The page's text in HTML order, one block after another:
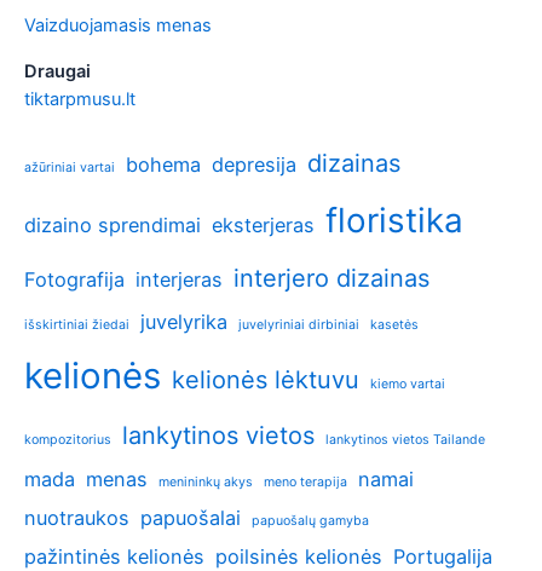
Vaizduojamasis menas
Draugai
tiktarpmusu.lt
ažūriniai vartai bohema depresija dizainas
dizaino sprendimai eksterjeras floristika
Fotografija interjeras interjero dizainas
išskirtiniai žiedai juvelyrika juvelyriniai dirbiniai kasetės
kelionės kelionės lėktuvu kiemo vartai
kompozitorius lankytinos vietos lankytinos vietos Tailande
mada menas menininkų akys meno terapija
namai
nuotraukos papuošalai papuošalų gamyba
pažintinės kelionės poilsinės kelionės Portugalija